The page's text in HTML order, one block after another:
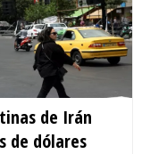
de Irán
de dólares